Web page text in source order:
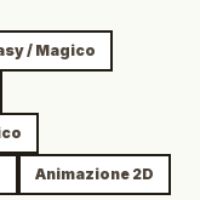
/ Magico
Animazione 2D